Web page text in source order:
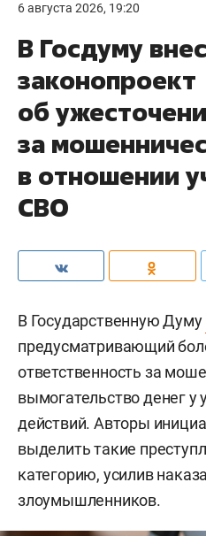
6 августа 2026, 19:20
В Госдуму
законопроект
об
за
в отношении
СВО
В Государственную Думу
предусматривающий
ответственность за
вымогательство денег у
действий. Авторы
выделить такие
категорию, усилив
злоумышленников.